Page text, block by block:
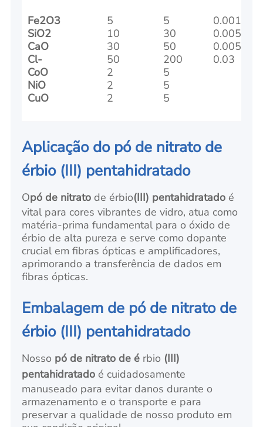
Fe2O3
SiO2
CaO
Cl-
CoO
NiO
CuO
5
10
30
50
2
2
2
5
30
50
200
5
5
5
0.001
0.005
0.005
0.03
Aplicação do pó de nitrato de
érbio (III) pentahidratado
Opó de nitrato de érbio(III) pentahidratado é
vital para cores vibrantes de vidro, atua como
matéria-prima fundamental para o óxido de
érbio de alta pureza e serve como dopante
crucial em fibras ópticas e amplificadores,
aprimorando a transferência de dados em
fibras ópticas.
Embalagem de pó de nitrato de
érbio (III) pentahidratado
Nosso pó de nitrato de é rbio (III)
pentahidratado é cuidadosamente
manuseado para evitar danos durante o
armazenamento e o transporte e para
preservar a qualidade de nosso produto em